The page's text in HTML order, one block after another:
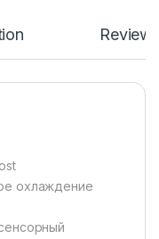
охлаждение